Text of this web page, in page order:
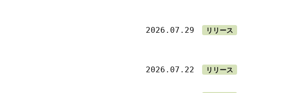
2026.07.29 リリース
2026.07.22 リリース